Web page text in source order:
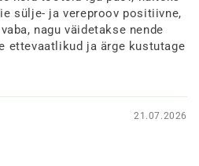
sülje- ja vereproov positiivne,
nagu väidetakse nende
ettevaatlikud ja ärge kustutage
21.07.2026